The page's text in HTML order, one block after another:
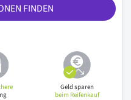
FINDEN
Geld sparen
beim Reifenkauf